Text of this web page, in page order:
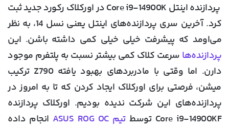
پردازنده اینتل Core i9-14900K در اورکلاک رکورد جدید ثبت
کرد. آخرین سری پردازنده‌های اینتل یعنی نسل 14، به نظر
می‌اومد که پیشرفت خیلی خیلی کمی داشته باشن. این
پردازنده‌ها سرعت‌ کلاک کمی بیشتر نسبت به پلتفرم موجود
دارن. اما وقتی با مادربردهای بهبود یافته‌ Z790 ترکیب
میشن، فرصتی برای اورکلاک ایجاد کردن که تا به امروز در
پردازنده‌های این شرکت ندیده بودیم. اورکلاک پردازنده
Core i9-14900KF توسط
تیم ASUS ROG OC
انجام داده